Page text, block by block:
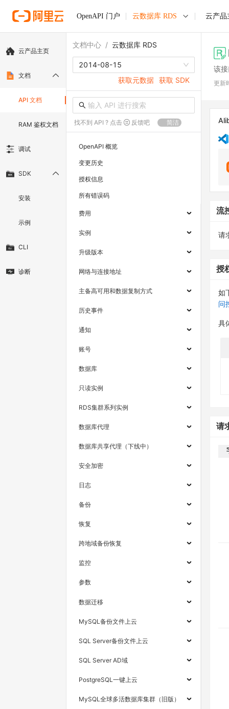
OpenAPI 门户 云数据库 RDS 云产品
云产品主页
文档
API 文档
RAM 鉴权文档
调试
SDK
安装
示例
CLI
诊断
文档中心 / 云数据库 RDS
2014-08-15
获取元数据 获取 SDK
找不到 API ? 点击 反馈吧 简洁
OpenAPI 概览
变更历史
授权信息
所有错误码
费用
实例
升级版本
网络与连接地址
主备高可用和数据复制方式
历史事件
通知
账号
数据库
只读实例
RDS集群系列实例
数据库代理
数据库共享代理（下线中）
安全加密
日志
备份
恢复
跨地域备份恢复
监控
参数
数据迁移
MySQL备份文件上云
SQL Server备份文件上云
SQL Server AD域
PostgreSQL一键上云
MySQL全球多活数据库集群（旧版）
该
更新
流
请
授
如
问
具
请